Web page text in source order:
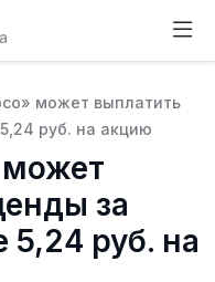
может выплатить
руб. на акцию
за
5,24 руб. на